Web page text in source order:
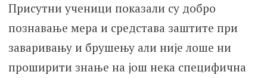
Присутни ученици показали су добро
познавање мера и средстава заштите при
заваривању и брушењу али није лоше ни
проширити знање на још нека специфична